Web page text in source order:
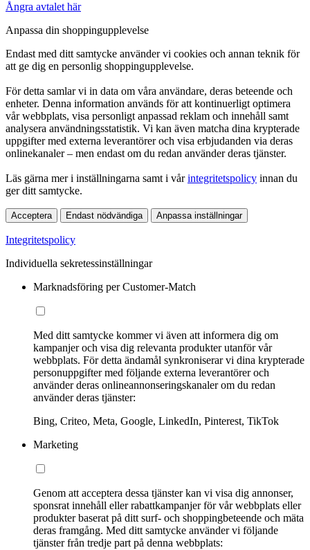
Ångra avtalet här
Anpassa din shoppingupplevelse
Endast med ditt samtycke använder vi cookies och annan teknik för
att ge dig en personlig shoppingupplevelse.
För detta samlar vi in data om våra användare, deras beteende och
enheter. Denna information används för att kontinuerligt optimera
vår webbplats, visa personligt anpassad reklam och innehåll samt
analysera användningsstatistik. Vi kan även matcha dina krypterade
uppgifter med externa leverantörer och visa erbjudanden via deras
onlinekanaler – men endast om du redan använder deras tjänster.
Läs gärna mer i inställningarna samt i vårintegritetspolicy innan du
ger ditt samtycke.
Acceptera Endast nödvändiga Anpassa inställningar
Integritetspolicy
Individuella sekretessinställningar
Marknadsföring per Customer-Match
Med ditt samtycke kommer vi även att informera dig om
kampanjer och visa dig relevanta produkter utanför vår
webbplats. För detta ändamål synkroniserar vi dina krypterade
personuppgifter med följande externa leverantörer och
använder deras onlineannonseringskanaler om du redan
använder deras tjänster:
Bing, Criteo, Meta, Google, LinkedIn, Pinterest, TikTok
Marketing
Genom att acceptera dessa tjänster kan vi visa dig annonser,
sponsrat innehåll eller rabattkampanjer för vår webbplats eller
produkter baserat på ditt surf- och shoppingbeteende och mäta
deras framgång. Med ditt samtycke använder vi följande
tjänster från tredje part på denna webbplats: